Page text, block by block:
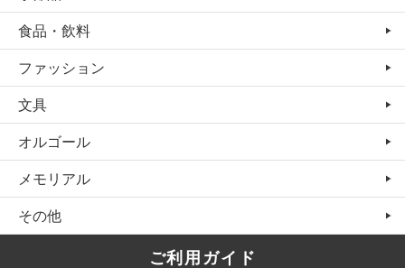
食品・飲料
ファッション
文具
オルゴール
メモリアル
その他
ご利用ガイド